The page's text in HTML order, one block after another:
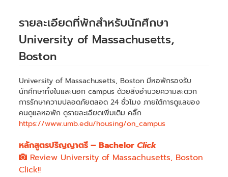
รายละเอียดที่พักสำหรับนักศึกษา
University of Massachusetts,
Boston
University of Massachusetts, Boston มีหอพักรองรับ
นักศึกษาทั้งในและนอก campus ด้วยสิ่งอำนวยความสะดวก
การรักษาความปลอดภัยตลอด 24 ชั่วโมง ภายใต้การดูแลของ
คนดูแลหอพัก ดูรายละเอียดเพิ่มเติม คลิ๊ก
https://www.umb.edu/housing/on_campus
หลักสูตรปริญญาตรี – BachelorClick
Review University of Massachusetts, Boston
Click!!